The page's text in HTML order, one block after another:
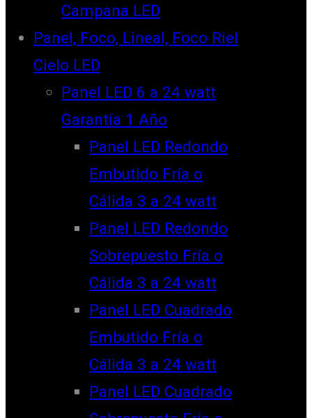
Campana LED
Panel, Foco, Lineal, Foco Riel
Cielo LED
Panel LED 6 a 24 watt
Garantía 1 Año
Panel LED Redondo
Embutido Fría o
Cálida 3 a 24 watt
Panel LED Redondo
Sobrepuesto Fría o
Cálida 3 a 24 watt
Panel LED Cuadrado
Embutido Fría o
Cálida 3 a 24 watt
Panel LED Cuadrado